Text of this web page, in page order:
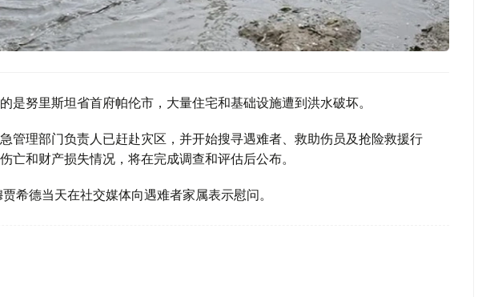
是努里斯坦省首府帕伦市，大量住宅和基础设施遭到洪水破坏。
管理部门负责人已赶赴灾区，并开始搜寻遇难者、救助伤员及抢险救援行
亡和财产损失情况，将在完成调查和评估后公布。
希德当天在社交媒体向遇难者家属表示慰问。